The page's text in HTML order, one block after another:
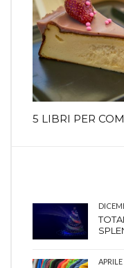
5 LIBRI PER